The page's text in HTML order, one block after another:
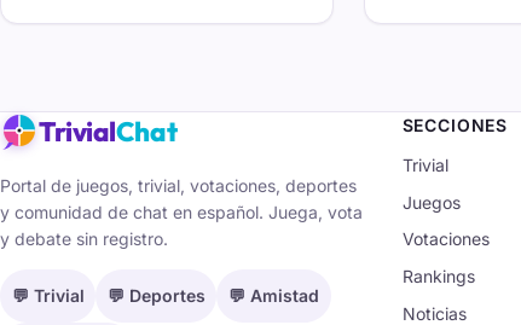
TrivialChat
Portal de juegos, trivial, votaciones, deportes
y comunidad de chat en español. Juega, vota
y debate sin registro.
💬 Trivial 💬 Deportes 💬 Amistad
SECCIONES
Trivial
Juegos
Votaciones
Rankings
Noticias